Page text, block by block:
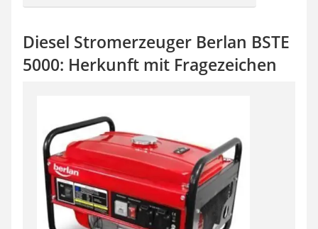
Diesel Stromerzeuger Berlan BSTE
5000: Herkunft mit Fragezeichen